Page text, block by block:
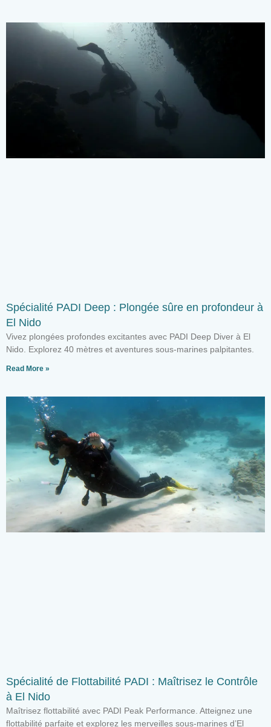
Spécialité PADI Deep : Plongée sûre en profondeur à
El Nido
Vivez plongées profondes excitantes avec PADI Deep Diver à El
Nido. Explorez 40 mètres et aventures sous-marines palpitantes.
Read More »
Spécialité de Flottabilité PADI : Maîtrisez le Contrôle
à El Nido
Maîtrisez flottabilité avec PADI Peak Performance. Atteignez une
flottabilité parfaite et explorez les merveilles sous-marines d’El